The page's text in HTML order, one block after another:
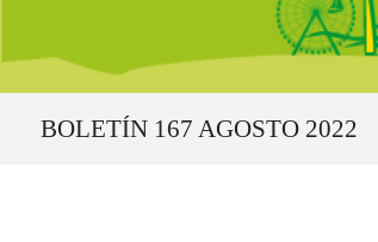
BOLETÍN 167 AGOSTO 2022